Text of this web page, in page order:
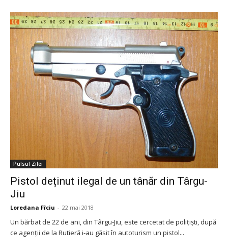
Pulsul Zilei
Pistol deținut ilegal de un tânăr din Târgu-
Jiu
Loredana Fîciu - 22 mai 2018
Un bărbat de 22 de ani, din Târgu-Jiu, este cercetat de polițiști, după
ce agenții de la Rutieră i-au găsit în autoturism un pistol...